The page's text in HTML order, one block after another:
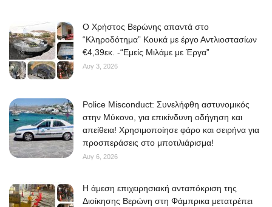
O Χρήστος Βερώνης απαντά στο
“Κληροδότημα” Κουκά με έργο Αντλιοστασίων
€4,39εκ. -“Εμείς Μιλάμε με Έργα”
Αυγ 3, 2026
Police Misconduct: Συνελήφθη αστυνομικός
στην Μύκονο, για επικίνδυνη οδήγηση και
απείθεια! Χρησιμοποίησε φάρο και σειρήνα για
προσπεράσεις στο μποτιλιάρισμα!
Αυγ 6, 2026
Η άμεση επιχειρησιακή ανταπόκριση της
Διοίκησης Βερώνη στη Φάμπρικα μετατρέπει